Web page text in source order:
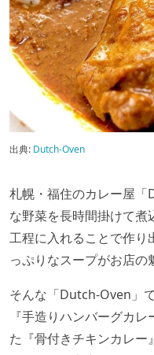
出典: Dutch-Oven
札幌・福住のカレー屋
な野菜を長時間掛けて煮
工程に入れることで作り
っぷりなスープがお店の
そんな「Dutch-Oven」
『手造りハンバーグカ
た『骨付きチキンカレー